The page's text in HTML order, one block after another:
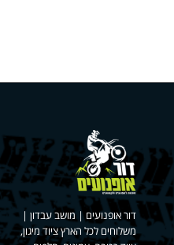
דור אופנועים | מושב עבדון |
משלוחים לכל הארץ ציוד מיגון,